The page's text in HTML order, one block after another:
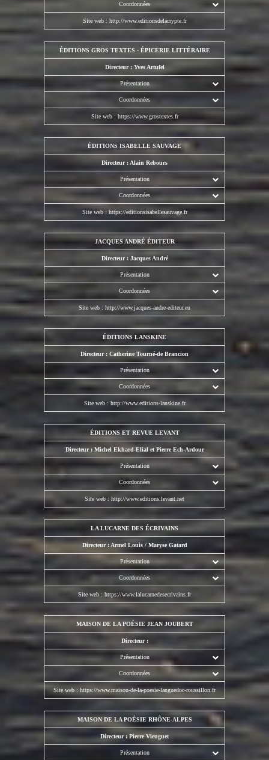
Coordonnées
Site web : http://www.editionsdelacrypte.fr
ÉDITIONS GROS TEXTES - ÉPICERIE LITTÉRAIRE
Directeur : Yves Artufel
Présentation
Coordonnées
Site web : https://www.grostextes.fr
ÉDITIONS ISABELLE SAUVAGE
Directeur : Alain Rebours
Présentation
Coordonnées
Site web : https://editionsisabellesauvage.fr
JACQUES ANDRÉ ÉDITEUR
Directeur : Jacques André
Présentation
Coordonnées
Site web : http://www.jacques-andre-editeur.eu
ÉDITIONS LANSKINE
Directeur : Catherine Tourné-de Brancion
Présentation
Coordonnées
Site web : http://www.editions-lanskine.fr
ÉDITIONS ET REVUE LEVANT
Directeur : Michel Ekhard-Elial et Pierre Ech-Ardour
Présentation
Coordonnées
Site web : http://www.editions.levant.net
LA LUCARNE DES ÉCRIVAINS
Directeur : Armel Louis / Maryse Gatard
Présentation
Coordonnées
Site web : https://www.lalucarnedesecrivains.fr
MAISON DE LA POÉSIE JEAN JOUBERT
Directeur :
Présentation
Coordonnées
Site web : https://www.maison-de-la-poesie-languedoc-roussillon.fr
MAISON DE LA POÉSIE RHÔNE-ALPES
Directeur : Pierre Vieuguet
Présentation